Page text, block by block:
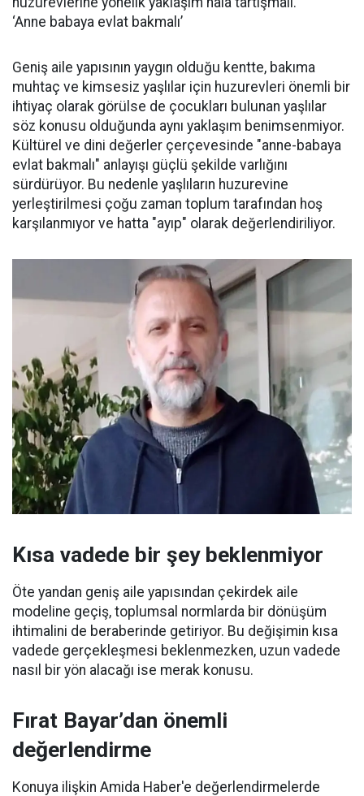
‘Anne babaya evlat bakmalı’
Geniş aile yapısının yaygın olduğu kentte, bakıma
muhtaç ve kimsesiz yaşlılar için huzurevleri önemli bir
ihtiyaç olarak görülse de çocukları bulunan yaşlılar
söz konusu olduğunda aynı yaklaşım benimsenmiyor.
Kültürel ve dini değerler çerçevesinde "anne-babaya
evlat bakmalı" anlayışı güçlü şekilde varlığını
sürdürüyor. Bu nedenle yaşlıların huzurevine
yerleştirilmesi çoğu zaman toplum tarafından hoş
karşılanmıyor ve hatta "ayıp" olarak değerlendiriliyor.
Kısa vadede bir şey beklenmiyor
Öte yandan geniş aile yapısından çekirdek aile
modeline geçiş, toplumsal normlarda bir dönüşüm
ihtimalini de beraberinde getiriyor. Bu değişimin kısa
vadede gerçekleşmesi beklenmezken, uzun vadede
nasıl bir yön alacağı ise merak konusu.
Fırat Bayar’dan önemli
değerlendirme
Konuya ilişkin Amida Haber'e değerlendirmelerde